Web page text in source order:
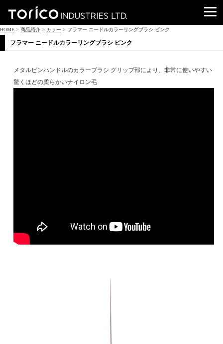
HOME > 商品紹介 > カラー > フラマー ニードルカラーリングブラシ ピンク
フラマー ニードルカラーリングブラシ ピンク
メタルピンハンドルのカラーブラシ グリップ部により、非常に使いやすい
驚くほどの柔らかいナイロン毛